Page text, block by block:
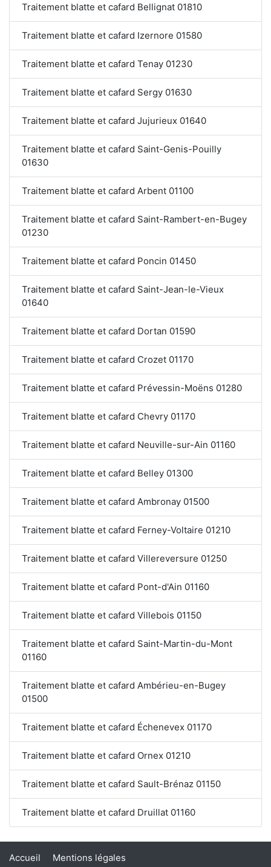
Traitement blatte et cafard Bellignat 01810
Traitement blatte et cafard Izernore 01580
Traitement blatte et cafard Tenay 01230
Traitement blatte et cafard Sergy 01630
Traitement blatte et cafard Jujurieux 01640
Traitement blatte et cafard Saint-Genis-Pouilly
01630
Traitement blatte et cafard Arbent 01100
Traitement blatte et cafard Saint-Rambert-en-Bugey
01230
Traitement blatte et cafard Poncin 01450
Traitement blatte et cafard Saint-Jean-le-Vieux
01640
Traitement blatte et cafard Dortan 01590
Traitement blatte et cafard Crozet 01170
Traitement blatte et cafard Prévessin-Moëns 01280
Traitement blatte et cafard Chevry 01170
Traitement blatte et cafard Neuville-sur-Ain 01160
Traitement blatte et cafard Belley 01300
Traitement blatte et cafard Ambronay 01500
Traitement blatte et cafard Ferney-Voltaire 01210
Traitement blatte et cafard Villereversure 01250
Traitement blatte et cafard Pont-d'Ain 01160
Traitement blatte et cafard Villebois 01150
Traitement blatte et cafard Saint-Martin-du-Mont
01160
Traitement blatte et cafard Ambérieu-en-Bugey
01500
Traitement blatte et cafard Échenevex 01170
Traitement blatte et cafard Ornex 01210
Traitement blatte et cafard Sault-Brénaz 01150
Traitement blatte et cafard Druillat 01160
Accueil Mentions légales